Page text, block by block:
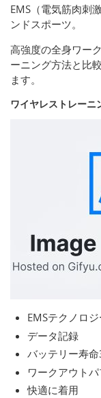
EMS（電気筋肉刺
ンドスポーツ。
高強度の全身ワー
ーニング方法と比
ます。
ワイヤレストレーニ
EMSテクノロジ
データ記録
バッテリー寿
ワークアウト
快適に着用